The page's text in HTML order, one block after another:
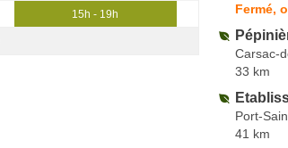
15h - 19h
Fermé,
Carsac-
33 km
Port-
41 km